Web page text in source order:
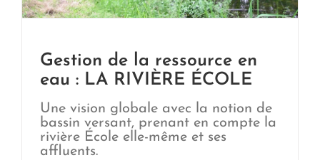
Gestion de la ressource en
eau : LA RIVIÈRE ÉCOLE
Une vision globale avec la notion de
bassin versant, prenant en compte la
rivière École elle-même et ses
affluents.